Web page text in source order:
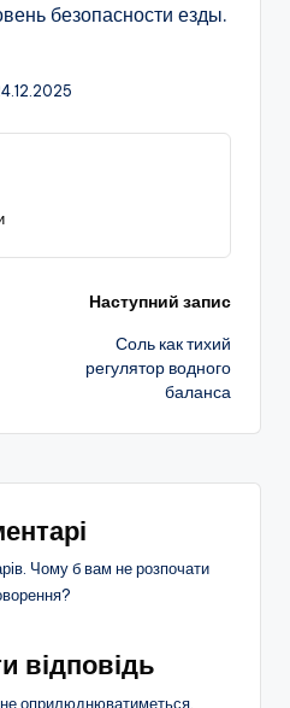
безопасности езды.
Наступний запис
Соль как тихий
регулятор водного
баланса
Чому б вам не розпочати
відповідь
оприлюднюватиметься.